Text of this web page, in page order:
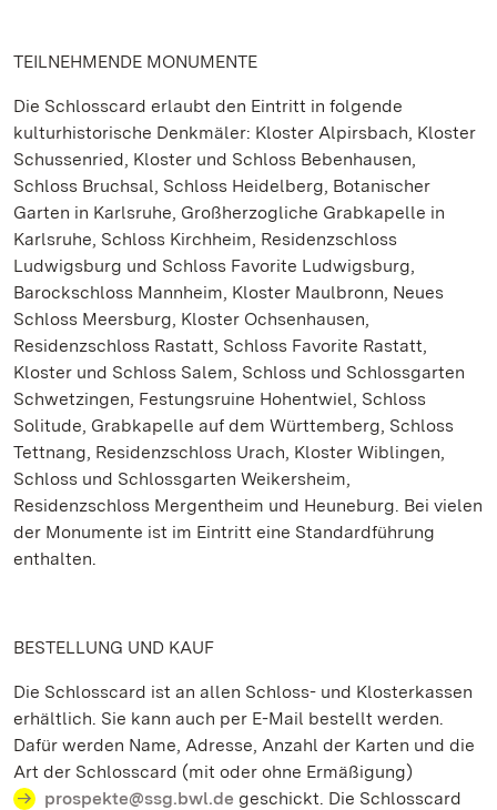
TEILNEHMENDE MONUMENTE
Die Schlosscard erlaubt den Eintritt in folgende
kulturhistorische Denkmäler: Kloster Alpirsbach, Kloster
Schussenried, Kloster und Schloss Bebenhausen,
Schloss Bruchsal, Schloss Heidelberg, Botanischer
Garten in Karlsruhe, Großherzogliche Grabkapelle in
Karlsruhe, Schloss Kirchheim, Residenzschloss
Ludwigsburg und Schloss Favorite Ludwigsburg,
Barockschloss Mannheim, Kloster Maulbronn, Neues
Schloss Meersburg, Kloster Ochsenhausen,
Residenzschloss Rastatt, Schloss Favorite Rastatt,
Kloster und Schloss Salem, Schloss und Schlossgarten
Schwetzingen, Festungsruine Hohentwiel, Schloss
Solitude, Grabkapelle auf dem Württemberg, Schloss
Tettnang, Residenzschloss Urach, Kloster Wiblingen,
Schloss und Schlossgarten Weikersheim,
Residenzschloss Mergentheim und Heuneburg. Bei vielen
der Monumente ist im Eintritt eine Standardführung
enthalten.
BESTELLUNG UND KAUF
Die Schlosscard ist an allen Schloss- und Klosterkassen
erhältlich. Sie kann auch per E-Mail bestellt werden.
Dafür werden Name, Adresse, Anzahl der Karten und die
Art der Schlosscard (mit oder ohne Ermäßigung)
prospekte@ssg.bwl.de geschickt. Die Schlosscard